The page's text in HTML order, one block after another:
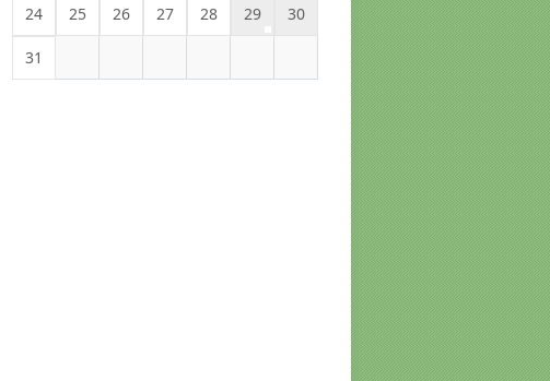
24 25 26 27 28 29 30
31